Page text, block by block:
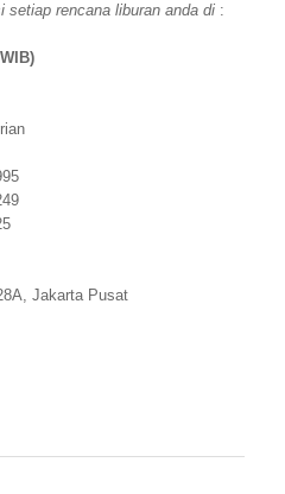
setiap rencana liburan anda di :
Jakarta Pusat